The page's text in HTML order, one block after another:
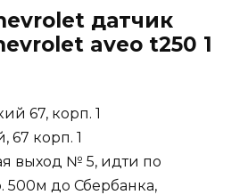
датчик
aveo t250 1
67, корп. 1
67 корп. 1
выход № 5, идти по
500м до Сбербанка,